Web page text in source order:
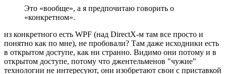
Это «вообще», а я предпочитаю говорить о
«конкретном».
из конкретного есть WPF (над DirectX-м там все просто и
понятно как по мне), не пробовали? Там даже исходники есть
в открытом доступе, как ни странно. Видимо они потому и в
открытом доступе, потому что джентельменов "чужие"
технологии не интересуют, они изобретают свои с приставкой